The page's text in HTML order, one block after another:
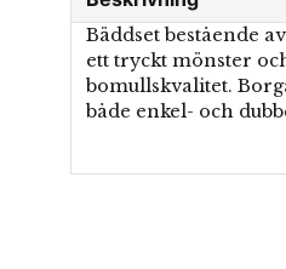
Bäddset bestående
ett tryckt mönster
bomullskvalitet.
både enkel- och